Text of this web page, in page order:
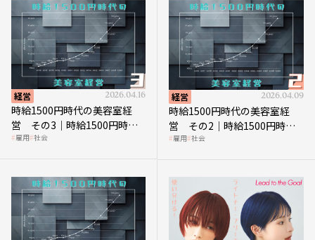
経営 2026.04.16
時給1500円時代の美容室経
営 その3｜時給1500円時
代、美容業はどのような影響
雇用 社会
経営 2026.04.09
時給1500円時代の美容室経
営 その2｜時給1500円時代
に支払う給与はいくらなのか
雇用 社会